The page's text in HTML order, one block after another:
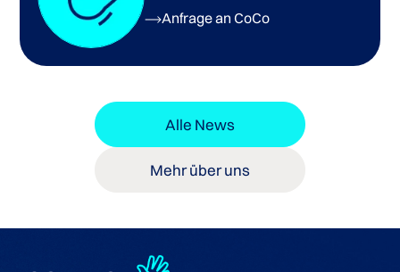
Anfrage an CoCo
Alle News
Mehr über uns